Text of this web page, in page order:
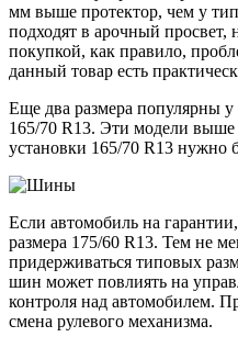
мм выше протектор, чем у
подходят в арочный
покупкой, как правило,
данный товар есть
Еще два размера популярны
165/70 R13. Эти модели
установки 165/70 R13 нужно
Если автомобиль на
размера 175/60 R13. Тем не
придерживаться типовых
шин может повлиять на
контроля над автомобилем.
смена рулевого механизма.